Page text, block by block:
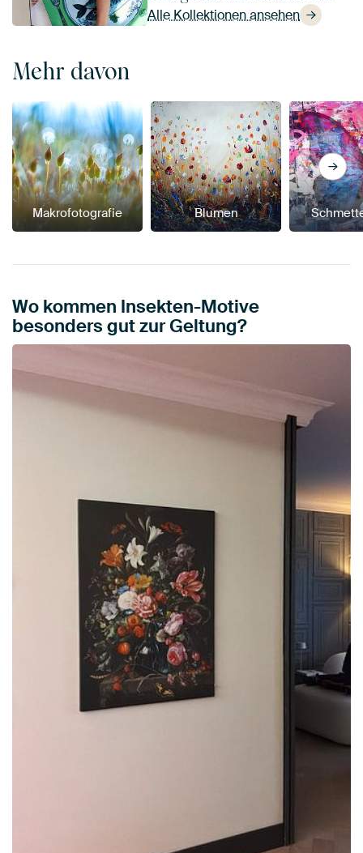
Alle Kollektionen ansehen
Mehr davon
Makrofotografie Blumen
Wo kommen Insekten-Motive
besonders gut zur Geltung?